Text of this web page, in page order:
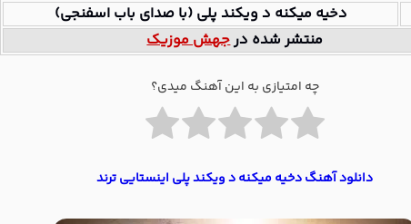
دخیه میکنه د ویکند پلی (با صدای باب اسفنجی)
منتشر شده درجهش موزیک
چه امتیازی به این آهنگ میدی؟
دانلود آهنگ دخیه میکنه د ویکند پلی اینستایی ترند